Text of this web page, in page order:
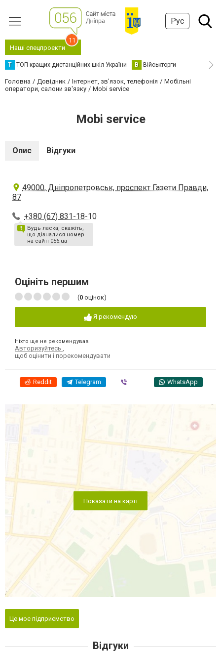
Рус
Наші спецпроєкти
11
Т ТОП кращих дистанційних шкіл України В Військторги
Головна Довідник Інтернет, зв'язок, телефонія
Мобільні
оператори, салони зв'язку
Mobi service
Mobi service
Опис Відгуки
49000, Дніпропетровськ, проспект Газети Правди,
87
+380 (67) 831-18-10
Будь ласка, скажіть,
що дізналися номер
на сайті 056.ua
Оцініть першим
(0 оцінок)
Я рекомендую
Ніхто ще не рекомендував
Авторизуйтесь
щоб оцінити і порекомендувати
Reddit Telegram WhatsApp
Показати на карті
Це моє підприємство
Відгуки